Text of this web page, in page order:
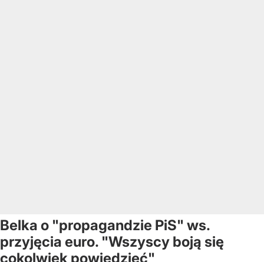
Belka o "propagandzie PiS" ws.
przyjęcia euro. "Wszyscy boją się
cokolwiek powiedzieć"